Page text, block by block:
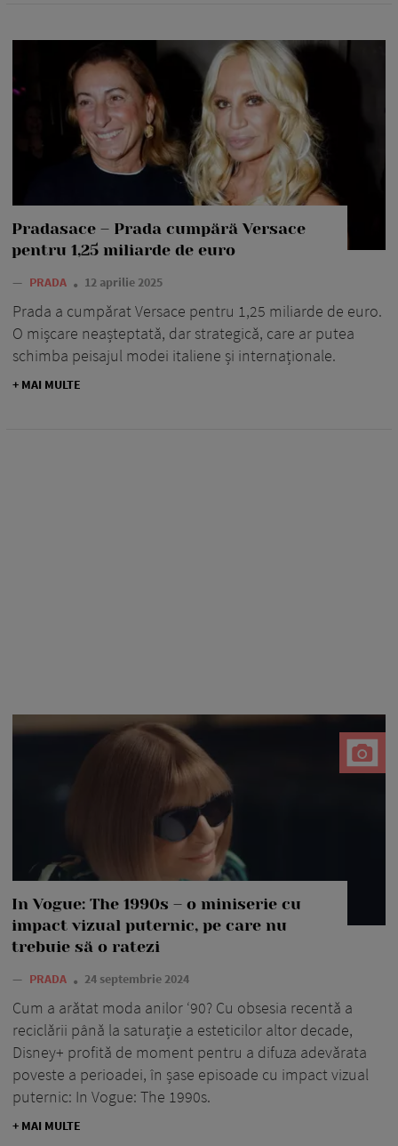
Pradasace – Prada cumpără Versace
pentru 1,25 miliarde de euro
— PRADA 12 aprilie 2025
Prada a cumpărat Versace pentru 1,25 miliarde de euro.
O mișcare neașteptată, dar strategică, care ar putea
schimba peisajul modei italiene și internaționale.
+ MAI MULTE
In Vogue: The 1990s – o miniserie cu
impact vizual puternic, pe care nu
trebuie să o ratezi
— PRADA 24 septembrie 2024
Cum a arătat moda anilor ‘90? Cu obsesia recentă a
reciclării până la saturație a esteticilor altor decade,
Disney+ profită de moment pentru a difuza adevărata
poveste a perioadei, în șase episoade cu impact vizual
puternic: In Vogue: The 1990s.
+ MAI MULTE